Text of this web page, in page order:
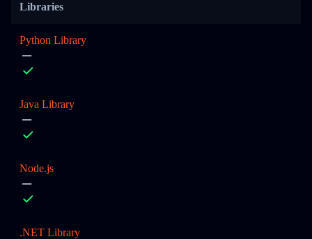
Libraries
Python Library
Java Library
Node.js
.NET Library